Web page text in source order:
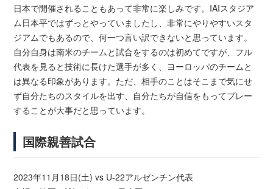
日本で開催されることもあって非常に楽しみです。IAIスタジア
ム日本平ではずっとやっていましたし、非常にやりやすいスタ
ジアムでもあるので、何一つ言い訳できないと思っています。
自分自身は南米のチームと試合をするのは初めてですが、フル
代表を見ると技術に長けた選手が多く、ヨーロッパのチームと
は異なる印象があります。ただ、相手のことはそこまで気にせ
ず自分たちのスタイルを出す、自分たちが自信をもってプレー
することが大事だと思っています。
国際親善試合
2023年11月18日(土) vs U-22アルゼンチン代表